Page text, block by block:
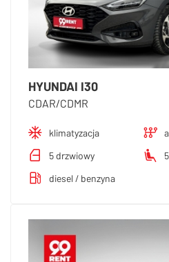
HYUNDAI I30
CDAR/CDMR
klimatyzacja
5 drzwiowy
diesel / benzyna